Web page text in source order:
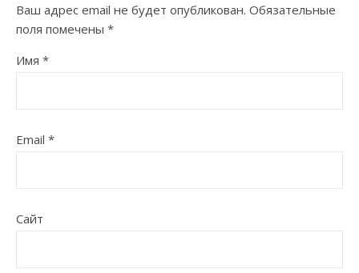
Ваш адрес email не будет опубликован. Обязательные
поля помечены *
Имя *
Email *
Сайт